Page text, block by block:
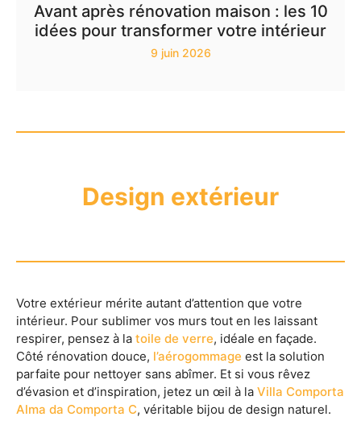
Avant après rénovation maison : les 10
idées pour transformer votre intérieur
9 juin 2026
Design extérieur
Votre extérieur mérite autant d’attention que votre
intérieur. Pour sublimer vos murs tout en les laissant
respirer, pensez à la toile de verre, idéale en façade.
Côté rénovation douce, l’aérogommage est la solution
parfaite pour nettoyer sans abîmer. Et si vous rêvez
d’évasion et d’inspiration, jetez un œil à la Villa Comporta
Alma da Comporta C, véritable bijou de design naturel.